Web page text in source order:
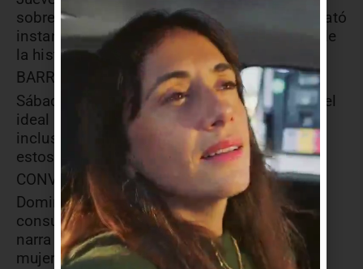
sobre Eduardo Longoni, el fotógrafo que retrató
instantes decisivos de los últimos 40 años de
la historia argentina.
BARRIO MODELO
Sábado 8 de abril, 20:30 horas – Abrazando el
ideal del socialismo, Silvia abandona todo,
incluso a sus hijos, para mudarse a uno de
estos departamentos y escribir una novela.
CONVERSACIONES SOBRE EL ODIO
Domingo 9 de abril, 19:30 horas – Contra el
consumo irreal de la felicidad y el bienestar
narra en tiempo real, la despedida de dos
mujeres enfermas.